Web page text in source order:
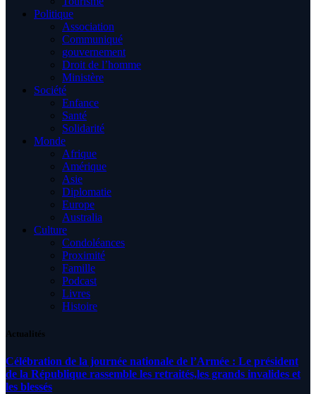
Politique
Association
Communiqué
gouvernement
Droit de l’homme
Ministère
Société
Enfance
Santé
Solidarité
Monde
Afrique
Amérique
Asie
Diplomatie
Europe
Australia
Culture
Condoléances
Proximité
Famille
Podcast
Livres
Histoire
Actualités
Célébration de la journée nationale de l’Armée : Le président
de la République rassemble les retraités,les grands invalides et
les blessés